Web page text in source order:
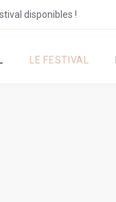
disponibles !
LE FESTIVAL